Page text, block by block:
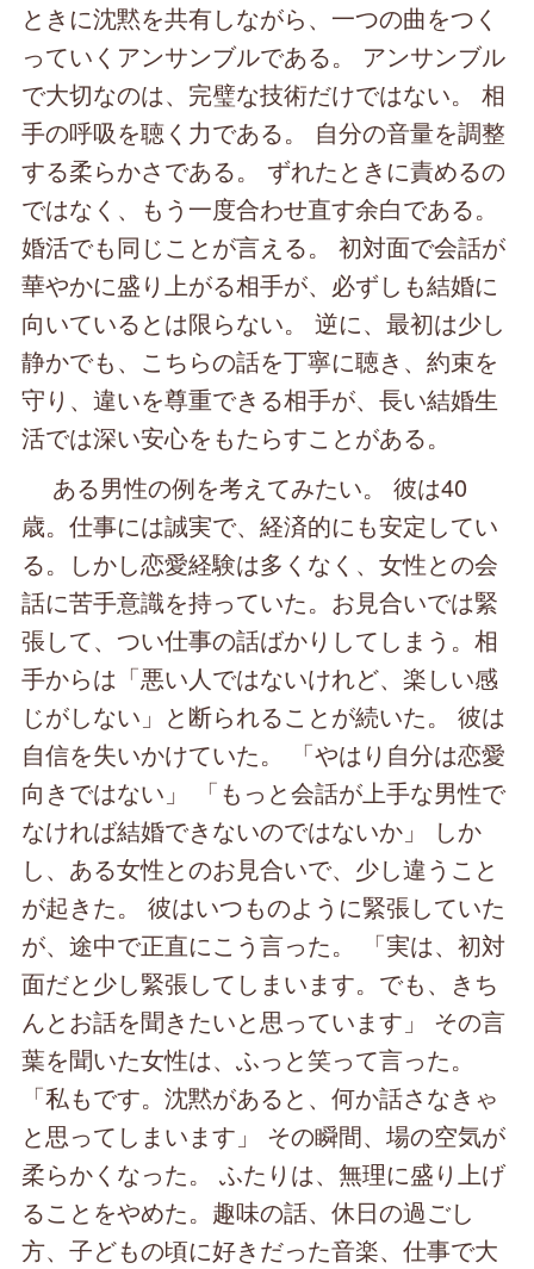
ときに沈黙を共有しながら、一つの曲をつく
っていくアンサンブルである。 アンサンブル
で大切なのは、完璧な技術だけではない。 相
手の呼吸を聴く力である。 自分の音量を調整
する柔らかさである。 ずれたときに責めるの
ではなく、もう一度合わせ直す余白である。
婚活でも同じことが言える。 初対面で会話が
華やかに盛り上がる相手が、必ずしも結婚に
向いているとは限らない。 逆に、最初は少し
静かでも、こちらの話を丁寧に聴き、約束を
守り、違いを尊重できる相手が、長い結婚生
活では深い安心をもたらすことがある。
ある男性の例を考えてみたい。 彼は40
歳。仕事には誠実で、経済的にも安定してい
る。しかし恋愛経験は多くなく、女性との会
話に苦手意識を持っていた。お見合いでは緊
張して、つい仕事の話ばかりしてしまう。相
手からは「悪い人ではないけれど、楽しい感
じがしない」と断られることが続いた。 彼は
自信を失いかけていた。 「やはり自分は恋愛
向きではない」 「もっと会話が上手な男性で
なければ結婚できないのではないか」 しか
し、ある女性とのお見合いで、少し違うこと
が起きた。 彼はいつものように緊張していた
が、途中で正直にこう言った。 「実は、初対
面だと少し緊張してしまいます。でも、きち
んとお話を聞きたいと思っています」 その言
葉を聞いた女性は、ふっと笑って言った。
「私もです。沈黙があると、何か話さなきゃ
と思ってしまいます」 その瞬間、場の空気が
柔らかくなった。 ふたりは、無理に盛り上げ
ることをやめた。趣味の話、休日の過ごし
方、子どもの頃に好きだった音楽、仕事で大